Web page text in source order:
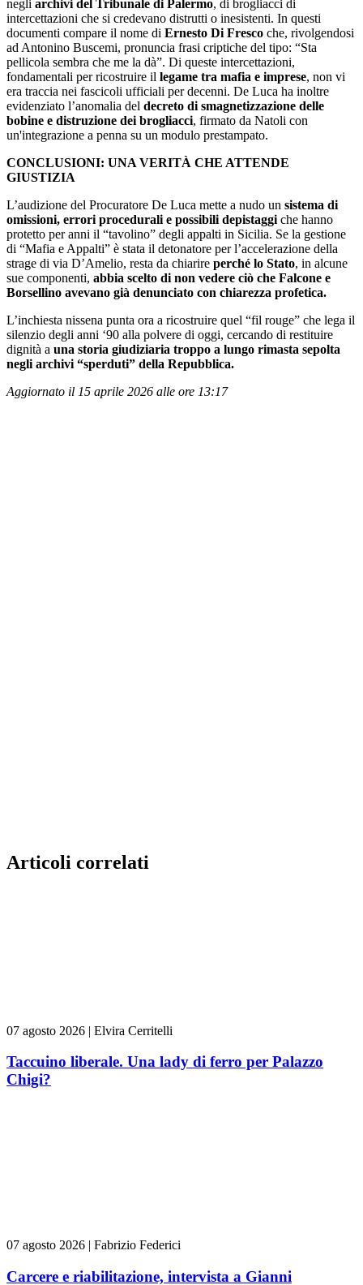
negli archivi del Tribunale di Palermo, di brogliacci di
intercettazioni che si credevano distrutti o inesistenti. In questi
documenti compare il nome di Ernesto Di Fresco che, rivolgendosi
ad Antonino Buscemi, pronuncia frasi criptiche del tipo: “Sta
pellicola sembra che me la dà”. ​Di queste intercettazioni,
fondamentali per ricostruire il legame tra mafia e imprese, non vi
era traccia nei fascicoli ufficiali per decenni. De Luca ha inoltre
evidenziato l’anomalia del decreto di smagnetizzazione delle
bobine e distruzione dei brogliacci, firmato da Natoli con
un'integrazione a penna su un modulo prestampato.
CONCLUSIONI: UNA VERITÀ CHE ATTENDE
GIUSTIZIA
​L’audizione del Procuratore De Luca mette a nudo un sistema di
omissioni, errori procedurali e possibili depistaggi che hanno
protetto per anni il “tavolino” degli appalti in Sicilia. Se la gestione
di “Mafia e Appalti” è stata il detonatore per l’accelerazione della
strage di via D’Amelio, resta da chiarire perché lo Stato, in alcune
sue componenti, abbia scelto di non vedere ciò che Falcone e
Borsellino avevano già denunciato con chiarezza profetica.
​L’inchiesta nissena punta ora a ricostruire quel “fil rouge” che lega il
silenzio degli anni ‘90 alla polvere di oggi, cercando di restituire
dignità a una storia giudiziaria troppo a lungo rimasta sepolta
negli archivi “sperduti” della Repubblica.
Aggiornato il 15 aprile 2026 alle ore 13:17
Articoli correlati
07 agosto 2026 | Elvira Cerritelli
Taccuino liberale. Una lady di ferro per Palazzo
Chigi?
07 agosto 2026 | Fabrizio Federici
Carcere e riabilitazione, intervista a Gianni